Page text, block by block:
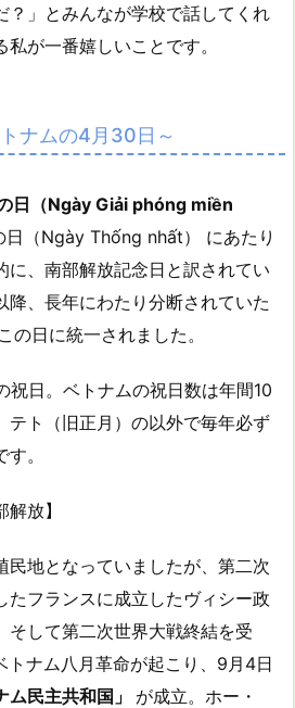
？」とみんなが学校で話してくれ
が一番嬉しいことです。
ナムの4月30日～
日（Ngày Giải phóng miền
日（Ngày Thống nhất） にあたり
に、南部解放記念日と訳されてい
降、長年にわたり分断されていた
の日に統一されました。
祝日。ベトナムの祝日数は年間10
テト（旧正月）の以外で毎年必ず
。
放】
民地となっていましたが、第二次
たフランスに成立したヴィシー政
そして第二次世界大戦終結を受
トナム八月革命が起こり、9月4日
民主共和国」 が成立。ホー・